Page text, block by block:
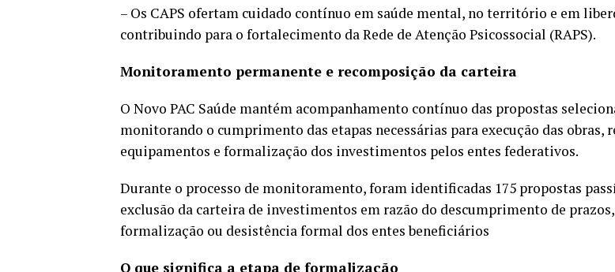
– Os CAPS ofertam cuidado contínuo em saúde mental, no território e em
contribuindo para o fortalecimento da Rede de Atenção Psicossocial (RAPS).
Monitoramento permanente e recomposição da carteira
O Novo PAC Saúde mantém acompanhamento contínuo das propostas
monitorando o cumprimento das etapas necessárias para execução das obras,
equipamentos e formalização dos investimentos pelos entes federativos.
Durante o processo de monitoramento, foram identificadas 175 propostas
exclusão da carteira de investimentos em razão do descumprimento de
formalização ou desistência formal dos entes beneficiários
O que significa a etapa de formalização